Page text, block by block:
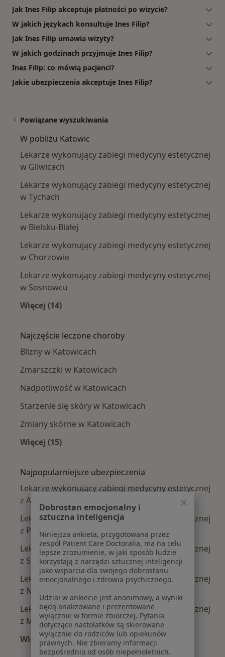
Jak Ines Filip akceptuje płatności po wizycie?
W jakich językach konsultuje Ines Filip?
Jak Ines Filip umawia wizyty?
W jakich godzinach przyjmuje Ines Filip?
Ines Filip: co mówią pacjenci?
Jakie ubezpieczenia akceptuje Ines Filip?
Powiązane wyszukiwania
W pobliżu Katowic
Lekarze wykonujący zabiegi medycyny estetycznej
w Gliwicach
Lekarze wykonujący zabiegi medycyny estetycznej
w Tychach
Lekarze wykonujący zabiegi medycyny estetycznej
w Bielsku-Białej
Lekarze wykonujący zabiegi medycyny estetycznej
w Chorzowie
Lekarze wykonujący zabiegi medycyny estetycznej
w Sosnowcu
Więcej (14)
Najczęście leczone choroby
Blizny w Katowicach
Zmarszczki w Katowicach
Nadpotliwość w Katowicach
Starzenie się skóry w Katowicach
Zmiany skórne w Katowicach
Więcej (15)
Najpopularniejsze ubezpieczenia
Lekarze wykonujący zabiegi medycyny estetycznej
z Allianz w Katowicach
Lekarze wykonujący zabiegi medycyny estetycznej
z POLMED w Katowicach
Lekarze wykonujący zabiegi medycyny estetycznej
z Signal Iduna w Katowicach
Lekarze wykonujący zabiegi medycyny estetycznej
z NFZ w Katowicach
Lekarze wykonujący zabiegi medycyny estetycznej
z Medica Polska w Katowicach
Więcej (10)
Więcej w kategorii: Najpopularniejsze
Dobrostan emocjonalny i
sztuczna inteligencja
Niniejsza ankieta, przygotowana przez
zespół Patient Care Doctoralia, ma na celu
lepsze zrozumienie, w jaki sposób ludzie
korzystają z narzędzi sztucznej inteligencji
jako wsparcia dla swojego dobrostanu
emocjonalnego i zdrowia psychicznego.
Udział w ankiecie jest anonimowy, a wyniki
będą analizowane i prezentowane
wyłącznie w formie zbiorczej. Pytania
dotyczące nastolatków są skierowane
wyłącznie do rodziców lub opiekunów
prawnych. Nie zbieramy informacji
bezpośrednio od osób niepełnoletnich.